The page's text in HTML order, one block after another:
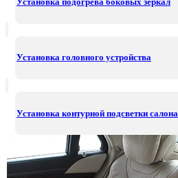
Установка головного устройства
Установка контурной подсветки салона